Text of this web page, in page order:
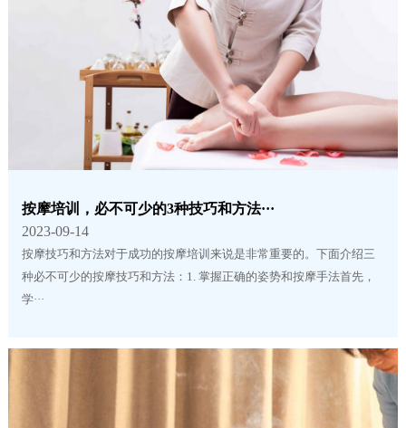
按摩培训，必不可少的3种技巧和方法···
2023-09-14
按摩技巧和方法对于成功的按摩培训来说是非常重要的。下面介绍三
种必不可少的按摩技巧和方法：1. 掌握正确的姿势和按摩手法首先，
学···